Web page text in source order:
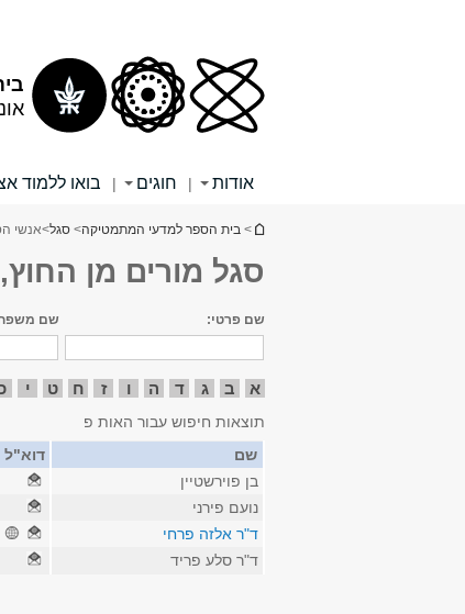
אודות | חוגים | בואו ללמוד
הינך נמצא כאן
> בית הספר למדעי המתמטיקה> סגל>אנשי
סגל מורים מן
שם פרטי: שם
א ב ג ד ה ו ז ח ט י
תוצאות חיפוש עבור האות פ
שם
דוא"ל
בן פוירשטיין
נועם פירני
ד"ר אלזה פרחי
ד"ר סלע פריד